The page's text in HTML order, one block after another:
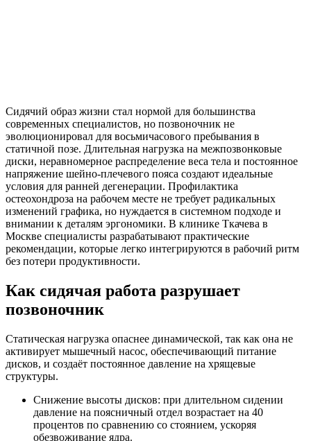
Сидячий образ жизни стал нормой для большинства
современных специалистов, но позвоночник не
эволюционировал для восьмичасового пребывания в
статичной позе. Длительная нагрузка на межпозвонковые
диски, неравномерное распределение веса тела и постоянное
напряжение шейно-плечевого пояса создают идеальные
условия для ранней дегенерации. Профилактика
остеохондроза на рабочем месте не требует радикальных
изменений графика, но нуждается в системном подходе и
внимании к деталям эргономики. В клинике Ткачева в
Москве специалисты разрабатывают практические
рекомендации, которые легко интегрируются в рабочий ритм
без потери продуктивности.
Как сидячая работа разрушает
позвоночник
Статическая нагрузка опаснее динамической, так как она не
активирует мышечный насос, обеспечивающий питание
дисков, и создаёт постоянное давление на хрящевые
структуры.
Снижение высоты дисков: при длительном сидении
давление на поясничный отдел возрастает на 40
процентов по сравнению со стоянием, ускоряя
обезвоживание ядра.